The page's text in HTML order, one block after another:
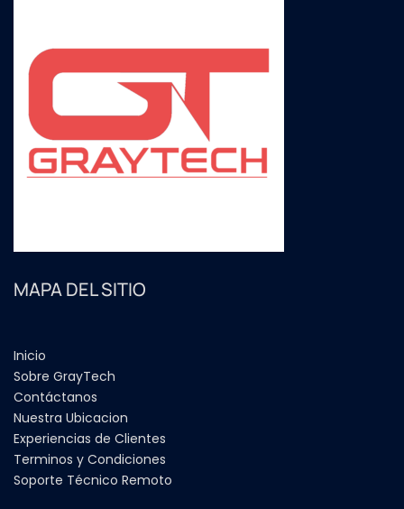
MAPA DEL SITIO
Inicio
Sobre GrayTech
Contáctanos
Nuestra Ubicacion
Experiencias de Clientes
Terminos y Condiciones
Soporte Técnico Remoto